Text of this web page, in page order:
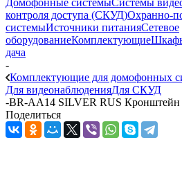
Домофонные системыСистемы
контроля доступа (СКУД)Охранно-
системыИсточники питанияСетевое
оборудованиеКомплектующие
дача
-
Комплектующие для домофонных
Для видеонаблюденияДля СКУД
-BR-AA14 SILVER RUS Кронштейн
Поделиться